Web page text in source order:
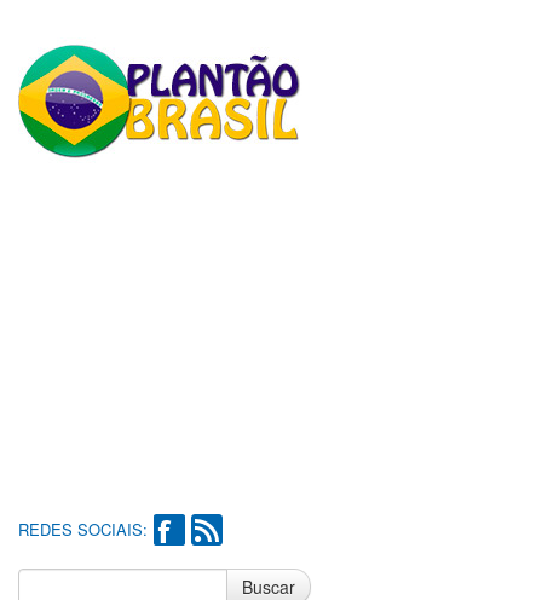
REDES SOCIAIS:
Buscar